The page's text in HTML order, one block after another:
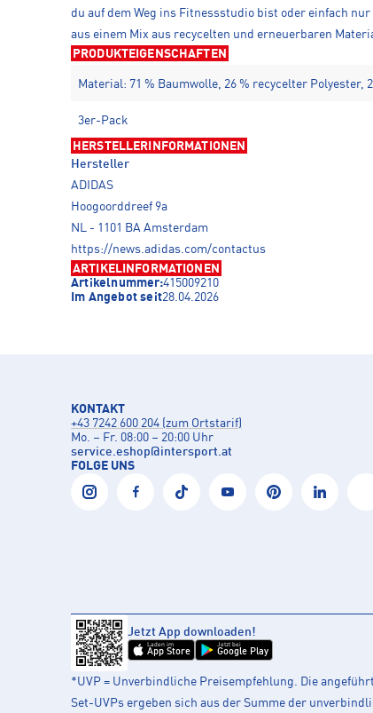
du auf dem Weg ins Fitnessstudio bist oder einfach
aus einem Mix aus recycelten und erneuerbaren
PRODUKTEIGENSCHAFTEN
Material: 71 % Baumwolle, 26 % recycelter Polyester,
3er-Pack
HERSTELLERINFORMATIONEN
Hersteller
ADIDAS
Hoogoorddreef 9a
NL - 1101 BA Amsterdam
https://news.adidas.com/contactus
ARTIKELINFORMATIONEN
Artikelnummer:415009210
Im Angebot seit28.04.2026
KONTAKT
+43 7242 600 204 (zum Ortstarif)
Mo. – Fr. 08:00 – 20:00 Uhr
service.eshop@intersport.at
FOLGE UNS
Jetzt App downloaden!
Laden im
App Store
Jetzt bei
Google Play
*UVP = Unverbindliche Preisempfehlung. Die
Set-UVPs ergeben sich aus der Summe der